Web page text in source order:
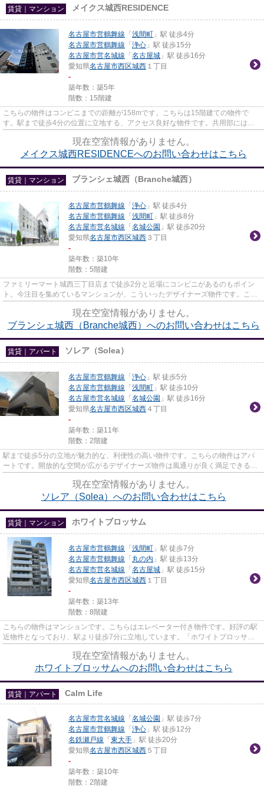
賃貸｜マンション メイクス城西RESIDENCE
名古屋市営鶴舞線 「 浅間町 」駅 徒歩4分
名古屋市営鶴舞線 「 浄心 」駅 徒歩15分
名古屋市営名城線 「 名古屋城 」駅 徒歩16分
愛知県名古屋市西区城西 １丁目
-
築年数：築5年
階数：15階建
こちらの物件はコンビニまでの距離が158mです。こちらは15階建ての物件で
す。駅まで徒歩4分の位置に立地する、アクセス良好な物件です。共用部にはエ
現在空室情報がありません。
メイクス城西RESIDENCEへのお問い合わせはこちら
賃貸｜マンション ブランシェ城西（Branche城西）
名古屋市営鶴舞線 「 浄心 」駅 徒歩4分
名古屋市営鶴舞線 「 浅間町 」駅 徒歩8分
名古屋市営名城線 「 名城公園 」駅 徒歩20分
愛知県名古屋市西区城西 ３丁目
-
築年数：築10年
階数：5階建
ファミリーマート城西三丁目店まで徒歩2分と近場にコンビニがあるのもポイン
ト。今注目を集めているマンションが、こういったデザイナーズ物件です。こち
現在空室情報がありません。
ブランシェ城西（Branche城西）へのお問い合わせはこちら
賃貸｜アパート ソレア（Solea）
名古屋市営鶴舞線 「 浄心 」駅 徒歩5分
名古屋市営鶴舞線 「 浅間町 」駅 徒歩10分
名古屋市営名城線 「 名城公園 」駅 徒歩16分
愛知県名古屋市西区城西 ４丁目
-
築年数：築11年
階数：2階建
駅まで徒歩5分の立地が魅力的な、利便性の高い物件です。こちらの物件はアパ
ートです。開放的な空間が広がるデザイナーズ物件は風通りが良く満足できる物
現在空室情報がありません。
ソレア（Solea）へのお問い合わせはこちら
賃貸｜マンション ホワイトブロッサム
名古屋市営鶴舞線 「 浅間町 」駅 徒歩7分
名古屋市営鶴舞線 「 丸の内 」駅 徒歩13分
名古屋市営名城線 「 名古屋城 」駅 徒歩15分
愛知県名古屋市西区城西 １丁目
-
築年数：築13年
階数：8階建
こちらの物件はマンションです。こちらはエレベーター付き物件です。好評の駅
近物件となっており、駅より徒歩7分に立地しています。「ホワイトブロッサ
現在空室情報がありません。
ホワイトブロッサムへのお問い合わせはこちら
賃貸｜アパート Calm Life
名古屋市営名城線 「 名城公園 」駅 徒歩7分
名古屋市営鶴舞線 「 浄心 」駅 徒歩12分
名鉄瀬戸線 「 東大手 」駅 徒歩20分
愛知県名古屋市西区城西 ５丁目
-
築年数：築10年
階数：2階建